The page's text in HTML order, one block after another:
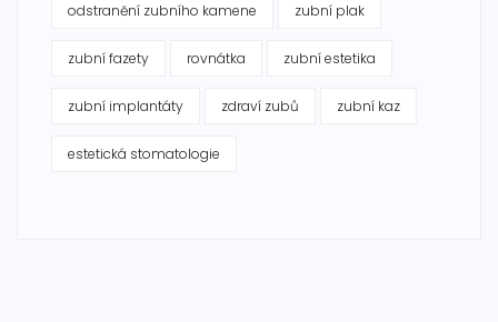
odstranění zubního kamene zubní plak
zubní fazety rovnátka zubní estetika
zubní implantáty zdraví zubů zubní kaz
estetická stomatologie